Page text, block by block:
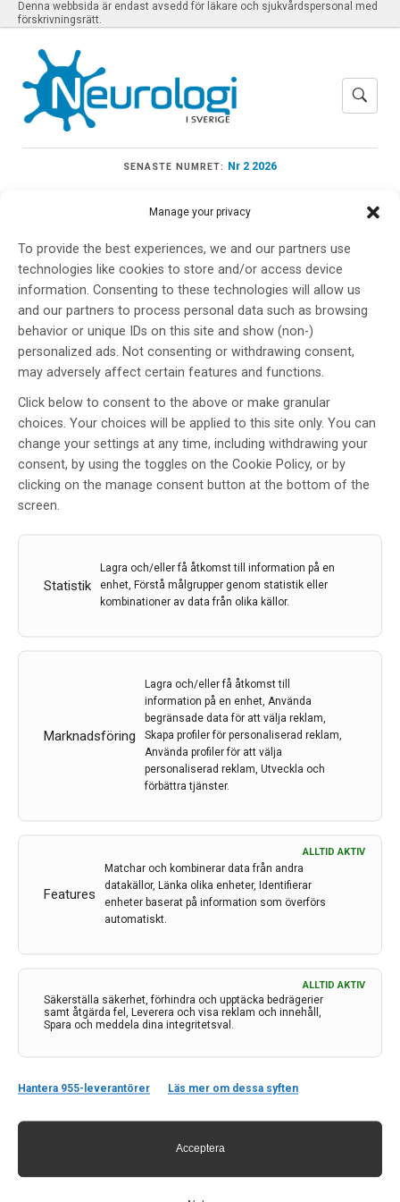
Manage your privacy
To provide the best experiences, we and our partners use
technologies like cookies to store and/or access device
information. Consenting to these technologies will allow us
and our partners to process personal data such as browsing
behavior or unique IDs on this site and show (non-)
personalized ads. Not consenting or withdrawing consent,
may adversely affect certain features and functions.
Click below to consent to the above or make granular
choices. Your choices will be applied to this site only. You can
change your settings at any time, including withdrawing your
consent, by using the toggles on the Cookie Policy, or by
clicking on the manage consent button at the bottom of the
screen.
Statistik
Lagra och/eller få åtkomst till information på en
enhet, Förstå målgrupper genom statistik eller
kombinationer av data från olika källor.
Marknadsföring
Lagra och/eller få åtkomst till
information på en enhet, Använda
begränsade data för att välja reklam,
Skapa profiler för personaliserad reklam,
Använda profiler för att välja
personaliserad reklam, Utveckla och
förbättra tjänster.
Features
ALLTID AKTIV
Matchar och kombinerar data från andra
datakällor, Länka olika enheter, Identifierar
enheter baserat på information som överförs
automatiskt.
Säkerställa säkerhet, förhindra och upptäcka bedrägerier
samt åtgärda fel, Leverera och visa reklam och innehåll,
Spara och meddela dina integritetsval.
ALLTID AKTIV
Hantera 955-leverantörer Läs mer om dessa syften
Acceptera
Denna webbsida är endast avsedd för läkare och sjukvårdspersonal med
förskrivningsrätt.
SENASTE NUMRET: Nr 2 2026
Meny
Hjärnceller
Cellatlaser av människans hjärna
presenteras i Science
AvKarolinska Institutet
13 okt 2023
I två parallella projekt har forskare vid bland annat
Karolinska Institutet lyckats skapa de mest
exempelvis nya cancerläkemedel i framtiden.
Neurologi i Sverige